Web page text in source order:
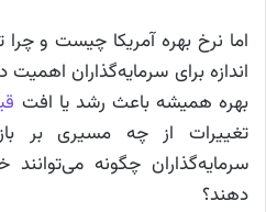
اما نرخ بهره آمریکا چیست و
اندازه برای سرمایه‌گذاران
بهره همیشه باعث رشد یا افت
تغییرات از چه مسیری بر
سرمایه‌گذاران چگونه
دهند؟